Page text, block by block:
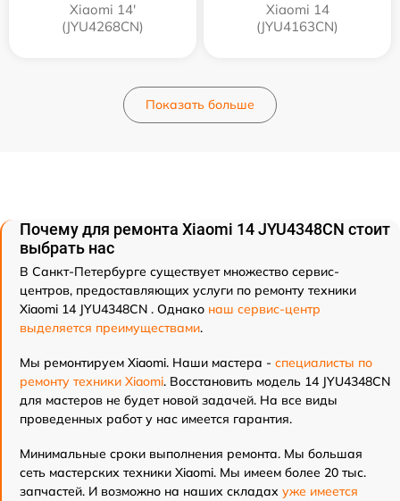
Xiaomi 14'
(JYU4268CN)
Xiaomi 14
(JYU4163CN)
Показать больше
Почему для ремонта Xiaomi 14 JYU4348CN стоит
выбрать нас
В Санкт-Петербурге существует множество сервис-
центров, предоставляющих услуги по ремонту техники
Xiaomi 14 JYU4348CN . Однако наш сервис-центр
выделяется преимуществами.
Мы ремонтируем Xiaomi. Наши мастера - специалисты по
ремонту техники Xiaomi. Восстановить модель 14 JYU4348CN
для мастеров не будет новой задачей. На все виды
проведенных работ у нас имеется гарантия.
Минимальные сроки выполнения ремонта. Мы большая
сеть мастерских техники Xiaomi. Мы имеем более 20 тыс.
запчастей. И возможно на наших складах уже имеется